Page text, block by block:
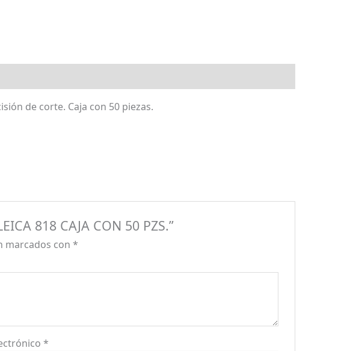
de corte. Caja con 50 piezas.
818 CAJA CON 50 PZS.”
marcados con *
*